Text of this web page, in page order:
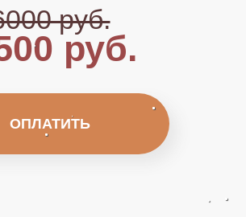
ОПЛАТИТЬ
руб.
руб.